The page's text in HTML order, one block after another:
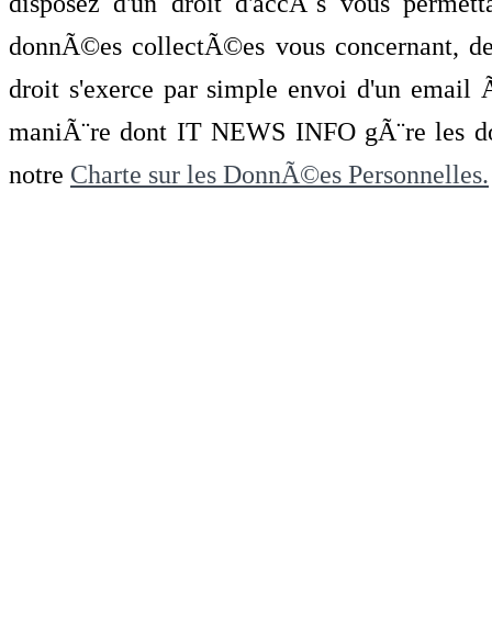
donnÃ©es collectÃ©es vous concernant,
droit s'exerce par simple envoi d'un
maniÃ¨re dont IT NEWS INFO gÃ¨re les
notre Charte sur les DonnÃ©es Personnelles.